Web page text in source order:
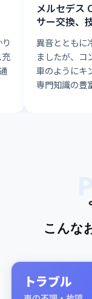
メルセデス
サー交換、
異音とともに
ましたが、コ
車のようにキ
専門知識の豊
こんな
トラブル